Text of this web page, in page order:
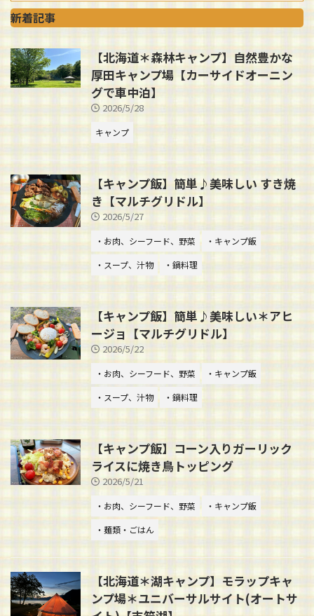
新着記事
【北海道＊森林キャンプ】自然豊かな
厚田キャンプ場【カーサイドオーニン
グで車中泊】
2026/5/28
キャンプ
【キャンプ飯】簡単♪美味しい すき焼
き【マルチグリドル】
2026/5/27
・お肉、シーフード、野菜
・キャンプ飯
・スープ、汁物
・鍋料理
【キャンプ飯】簡単♪美味しい＊アヒ
ージョ【マルチグリドル】
2026/5/22
・お肉、シーフード、野菜
・キャンプ飯
・スープ、汁物
・鍋料理
【キャンプ飯】コーン入りガーリック
ライスに焼き鳥トッピング
2026/5/21
・お肉、シーフード、野菜
・キャンプ飯
・麺類・ごはん
【北海道＊湖キャンプ】モラップキャ
ンプ場＊ユニバーサルサイト(オートサ